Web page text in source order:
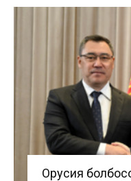
Орусия